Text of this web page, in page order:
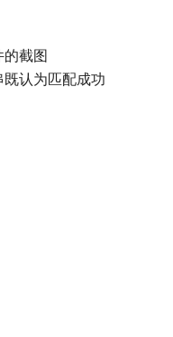
截图
认为匹配成功